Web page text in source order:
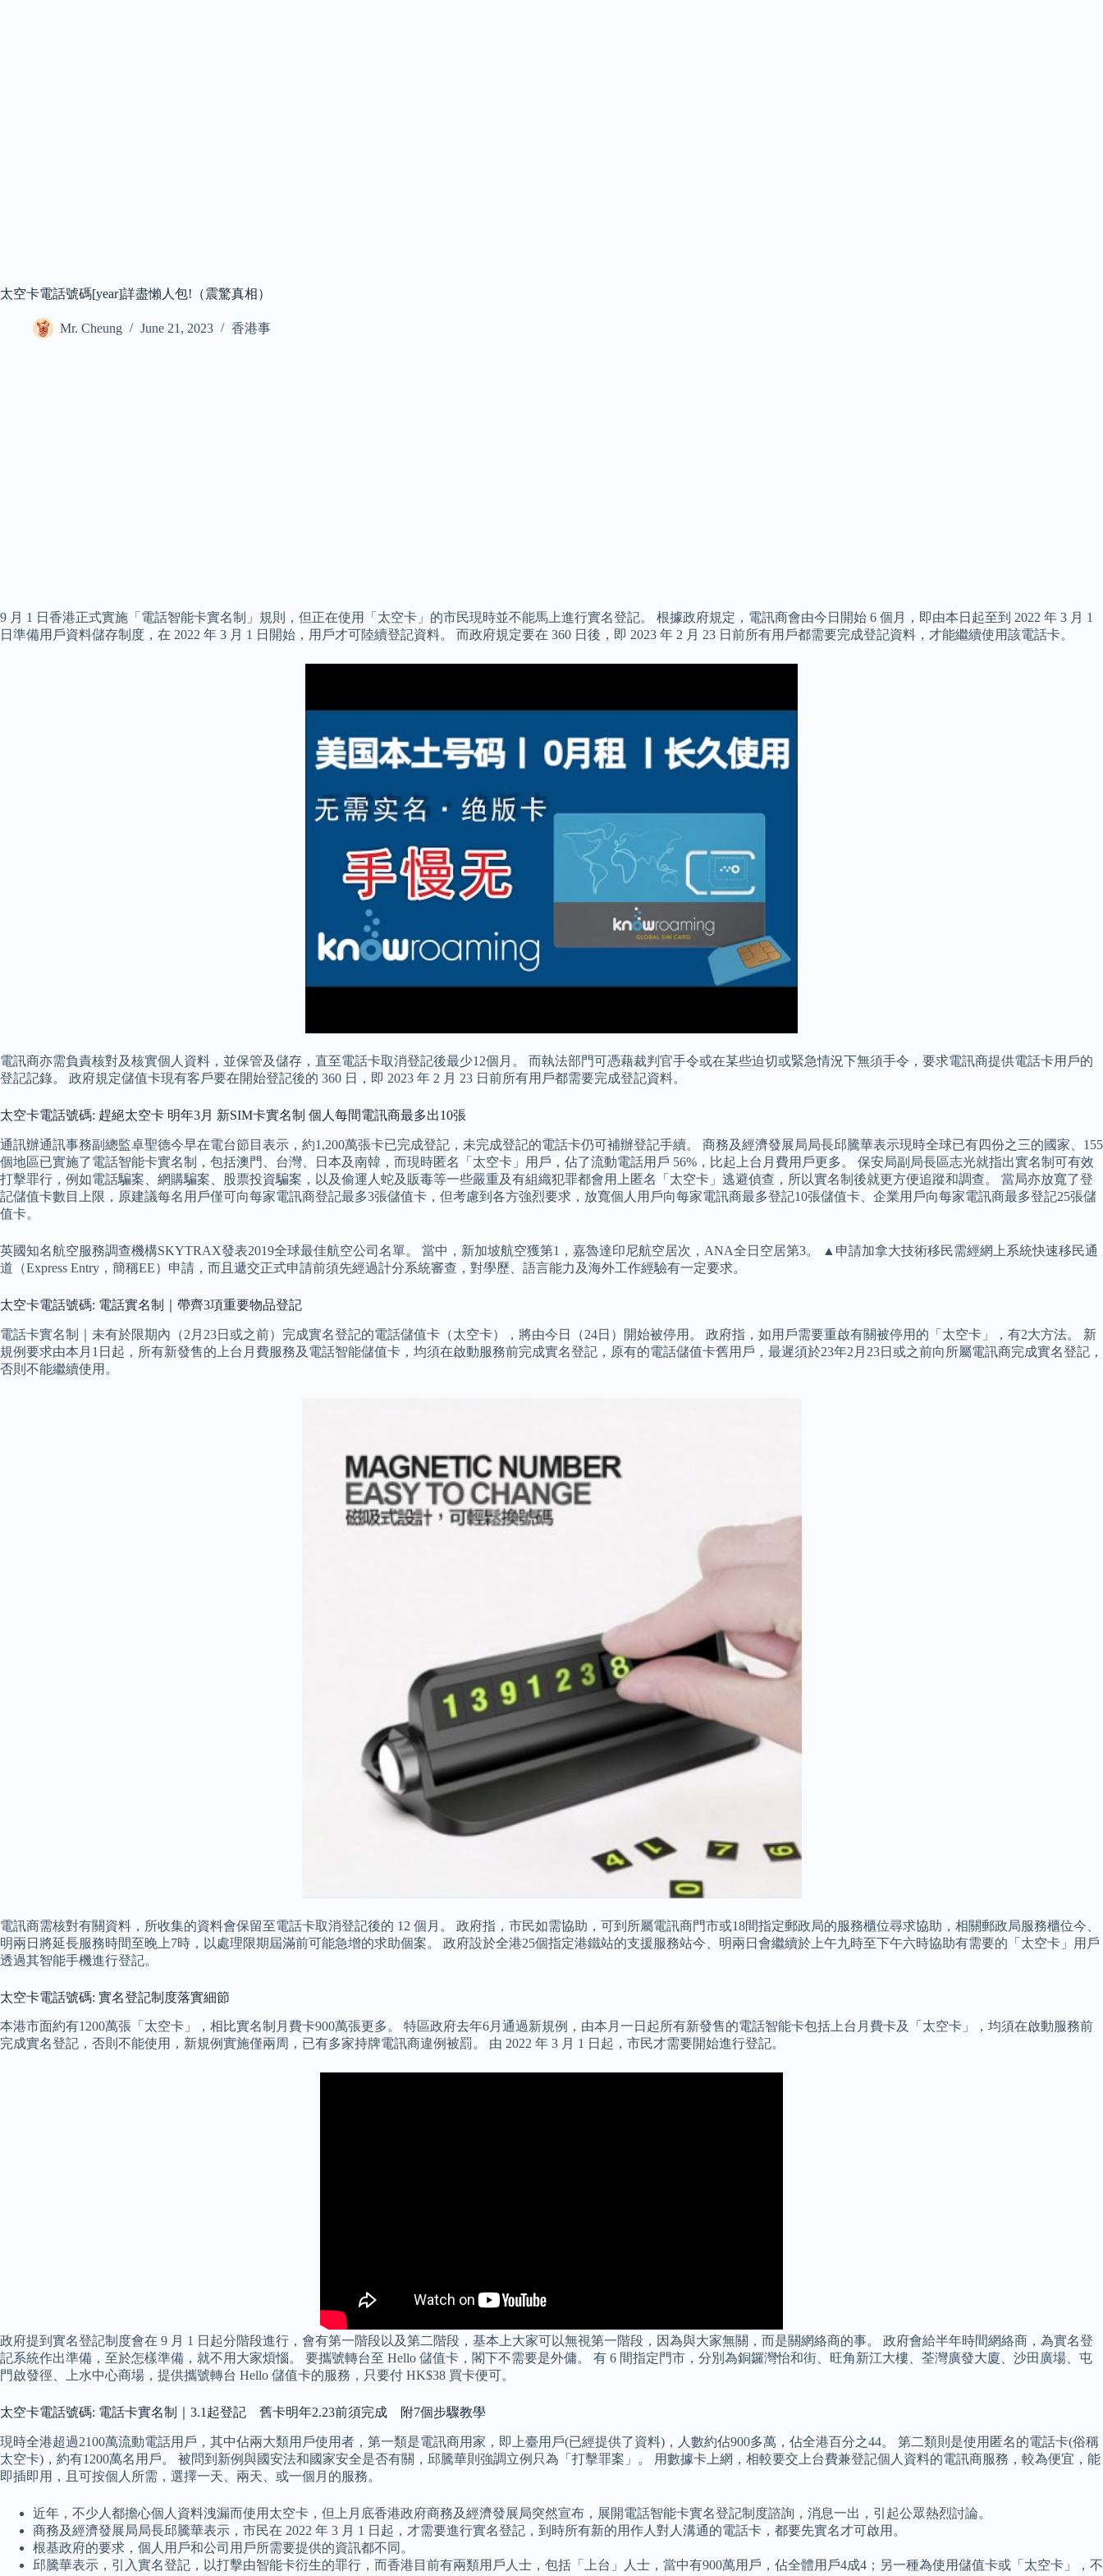
太空卡電話號碼[year]詳盡懶人包!（震驚真相）
Mr. Cheung June 21, 2023 香港事
9 月 1 日香港正式實施「電話智能卡實名制」規則，但正在使用「太空卡」的市民現時並不能馬上進行實名登記。 根據政府規定，電訊商會由今日開始 6 個月，即由本日起至到 2022 年 3 月 1
日準備用戶資料儲存制度，在 2022 年 3 月 1 日開始，用戶才可陸續登記資料。 而政府規定要在 360 日後，即 2023 年 2 月 23 日前所有用戶都需要完成登記資料，才能繼續使用該電話卡。
電訊商亦需負責核對及核實個人資料，並保管及儲存，直至電話卡取消登記後最少12個月。 而執法部門可憑藉裁判官手令或在某些迫切或緊急情況下無須手令，要求電訊商提供電話卡用戶的
登記記錄。 政府規定儲值卡現有客戶要在開始登記後的 360 日，即 2023 年 2 月 23 日前所有用戶都需要完成登記資料。
太空卡電話號碼: 趕絕太空卡 明年3月 新SIM卡實名制 個人每間電訊商最多出10張
通訊辦通訊事務副總監卓聖德今早在電台節目表示，約1,200萬張卡已完成登記，未完成登記的電話卡仍可補辦登記手續。 商務及經濟發展局局長邱騰華表示現時全球已有四份之三的國家、155
個地區已實施了電話智能卡實名制，包括澳門、台灣、日本及南韓，而現時匿名「太空卡」用戶，佔了流動電話用戶 56%，比起上台月費用戶更多。 保安局副局長區志光就指出實名制可有效
打擊罪行，例如電話騙案、網購騙案、股票投資騙案，以及偷運人蛇及販毒等一些嚴重及有組織犯罪都會用上匿名「太空卡」逃避偵查，所以實名制後就更方便追蹤和調查。 當局亦放寬了登
記儲值卡數目上限，原建議每名用戶僅可向每家電訊商登記最多3張儲值卡，但考慮到各方強烈要求，放寬個人用戶向每家電訊商最多登記10張儲值卡、企業用戶向每家電訊商最多登記25張儲
值卡。
英國知名航空服務調查機構SKYTRAX發表2019全球最佳航空公司名單。 當中，新加坡航空獲第1，嘉魯達印尼航空居次，ANA全日空居第3。 ▲申請加拿大技術移民需經網上系統快速移民通
道（Express Entry，簡稱EE）申請，而且遞交正式申請前須先經過計分系統審查，對學歷、語言能力及海外工作經驗有一定要求。
太空卡電話號碼: 電話實名制｜帶齊3項重要物品登記
電話卡實名制｜未有於限期內（2月23日或之前）完成實名登記的電話儲值卡（太空卡），將由今日（24日）開始被停用。 政府指，如用戶需要重啟有關被停用的「太空卡」，有2大方法。 新
規例要求由本月1日起，所有新發售的上台月費服務及電話智能儲值卡，均須在啟動服務前完成實名登記，原有的電話儲值卡舊用戶，最遲須於23年2月23日或之前向所屬電訊商完成實名登記，
否則不能繼續使用。
電訊商需核對有關資料，所收集的資料會保留至電話卡取消登記後的 12 個月。 政府指，市民如需協助，可到所屬電訊商門市或18間指定郵政局的服務櫃位尋求協助，相關郵政局服務櫃位今、
明兩日將延長服務時間至晚上7時，以處理限期屆滿前可能急增的求助個案。 政府設於全港25個指定港鐵站的支援服務站今、明兩日會繼續於上午九時至下午六時協助有需要的「太空卡」用戶
透過其智能手機進行登記。
太空卡電話號碼: 實名登記制度落實細節
本港市面約有1200萬張「太空卡」，相比實名制月費卡900萬張更多。 特區政府去年6月通過新規例，由本月一日起所有新發售的電話智能卡包括上台月費卡及「太空卡」，均須在啟動服務前
完成實名登記，否則不能使用，新規例實施僅兩周，已有多家持牌電訊商違例被罰。 由 2022 年 3 月 1 日起，市民才需要開始進行登記。
政府提到實名登記制度會在 9 月 1 日起分階段進行，會有第一階段以及第二階段，基本上大家可以無視第一階段，因為與大家無關，而是關網絡商的事。 政府會給半年時間網絡商，為實名登
記系統作出準備，至於怎樣準備，就不用大家煩惱。 要攜號轉台至 Hello 儲值卡，閣下不需要是外傭。 有 6 間指定門市，分別為銅鑼灣怡和街、旺角新江大樓、荃灣廣發大廈、沙田廣場、屯
門啟發徑、上水中心商場，提供攜號轉台 Hello 儲值卡的服務，只要付 HK$38 買卡便可。
太空卡電話號碼: 電話卡實名制｜3.1起登記 舊卡明年2.23前須完成 附7個步驟教學
現時全港超過2100萬流動電話用戶，其中佔兩大類用戶使用者，第一類是電訊商用家，即上臺用戶(已經提供了資料)，人數約佔900多萬，佔全港百分之44。 第二類則是使用匿名的電話卡(俗稱
太空卡)，約有1200萬名用戶。 被問到新例與國安法和國家安全是否有關，邱騰華則強調立例只為「打擊罪案」。 用數據卡上網，相較要交上台費兼登記個人資料的電訊商服務，較為便宜，能
即插即用，且可按個人所需，選擇一天、兩天、或一個月的服務。
近年，不少人都擔心個人資料洩漏而使用太空卡，但上月底香港政府商務及經濟發展局突然宣布，展開電話智能卡實名登記制度諮詢，消息一出，引起公眾熱烈討論。
商務及經濟發展局局長邱騰華表示，市民在 2022 年 3 月 1 日起，才需要進行實名登記，到時所有新的用作人對人溝通的電話卡，都要先實名才可啟用。
根基政府的要求，個人用戶和公司用戶所需要提供的資訊都不同。
邱騰華表示，引入實名登記，以打擊由智能卡衍生的罪行，而香港目前有兩類用戶人士，包括「上台」人士，當中有900萬用戶，佔全體用戶4成4；另一種為使用儲值卡或「太空卡」，不